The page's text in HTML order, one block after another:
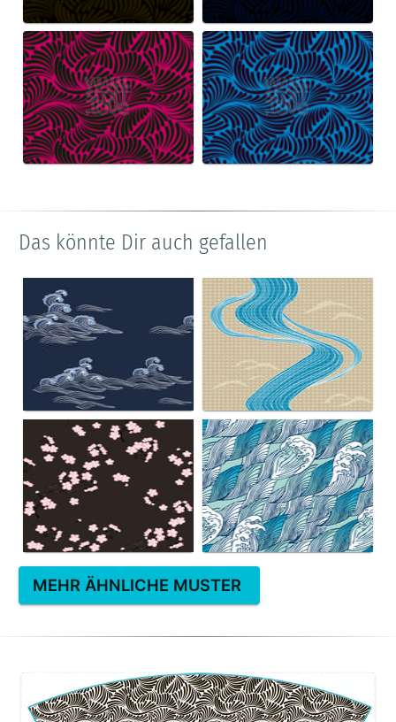
Das könnte Dir auch gefallen
MEHR ÄHNLICHE MUSTER